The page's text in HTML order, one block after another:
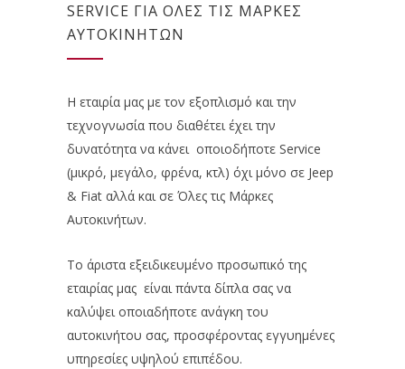
SERVICE ΓΙΑ ΟΛΕΣ ΤΙΣ ΜΑΡΚΕΣ
ΑΥΤΟΚΙΝΗΤΩΝ
H εταιρία μας με τον εξοπλισμό και την
τεχνογνωσία που διαθέτει έχει την
δυνατότητα να κάνει οποιοδήποτε Service
(μικρό, μεγάλο, φρένα, κτλ) όχι μόνο σε Jeep
& Fiat αλλά και σε Όλες τις Μάρκες
Αυτοκινήτων.
Το άριστα εξειδικευμένο προσωπικό της
εταιρίας μας είναι πάντα δίπλα σας να
καλύψει οποιαδήποτε ανάγκη του
αυτοκινήτου σας, προσφέροντας εγγυημένες
υπηρεσίες υψηλού επιπέδου.